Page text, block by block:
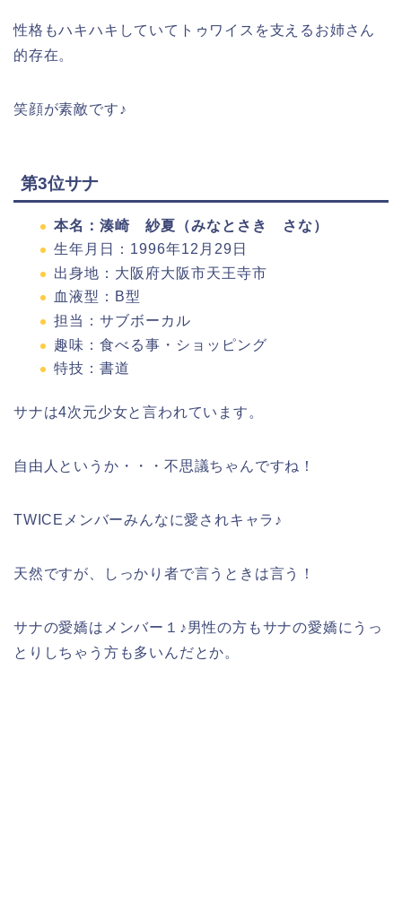
性格もハキハキしていてトゥワイスを支えるお姉さん
的存在。
笑顔が素敵です♪
第3位サナ
本名：湊崎 紗夏（みなとさき さな）
生年月日：1996年12月29日
出身地：大阪府大阪市天王寺市
血液型：B型
担当：サブボーカル
趣味：食べる事・ショッピング
特技：書道
サナは4次元少女と言われています。
自由人というか・・・不思議ちゃんですね！
TWICEメンバーみんなに愛されキャラ♪
天然ですが、しっかり者で言うときは言う！
サナの愛嬌はメンバー１♪男性の方もサナの愛嬌にうっ
とりしちゃう方も多いんだとか。